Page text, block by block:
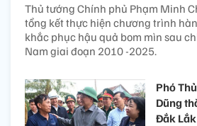
Thủ tướng Chính phủ Phạm Minh
tổng kết thực hiện chương trình
khắc phục hậu quả bom mìn sau
Nam giai đoạn 2010 -2025.
Phó
Dũng
Đắk Lắk